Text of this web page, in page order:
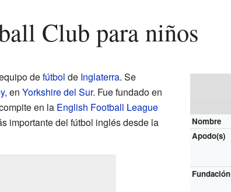
Club para niños
Nombre
Apodo(s)
Fundación
defútbol de Inglaterra. Se
, en Yorkshire del Sur. Fue fundado en
en la English Football League
importante del fútbol inglés desde la